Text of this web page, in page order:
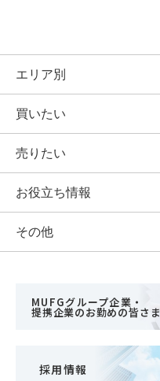
エリア別
買いたい
売りたい
お役立ち情報
その他
MUFGグループ企業・
提携企業のお勤めの皆さま
採用情報